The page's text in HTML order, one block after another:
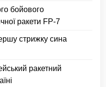
бойового
ракети FP-7
стрижку сина
ракетний